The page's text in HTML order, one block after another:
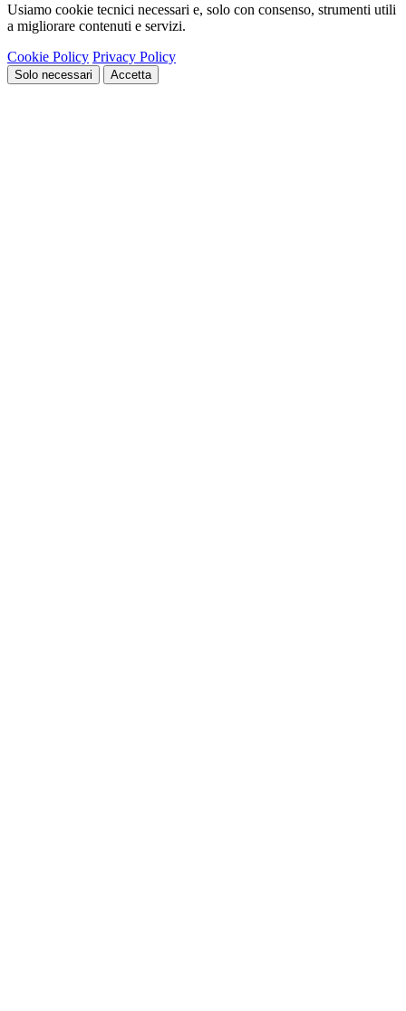
Usiamo cookie tecnici necessari e, solo con consenso, strumenti utili
a migliorare contenuti e servizi.
Cookie Policy Privacy Policy
Solo necessari Accetta